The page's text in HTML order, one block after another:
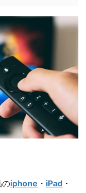
のiphone ・ iPad ・